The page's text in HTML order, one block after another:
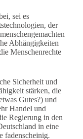
sei es
der
Abhängigkeiten
Menschenrechte
Sicherheit und
stärken, die
Gutes?) und
Handel und
Regierung in den
in eine
fadenscheinig.